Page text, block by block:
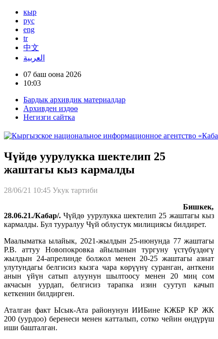
кыр
рус
eng
tr
中文
العربية
07 баш оона 2026
10:03
Бардык архивдик материалдар
Архивден издөө
Негизги сайтка
Чүйдө уурулукка шектелип 25
жаштагы кыз кармалды
28/06/21 10:45 Укук тартиби
Бишкек,
28.06.21./Кабар/.Чүйдө уурулукка шектелип 25 жаштагы кыз
кармалды. Бул тууралуу Чүй облустук милициясы билдирет.
Маалыматка ылайык, 2021-жылдын 25-июнунда 77 жаштагы
Р.В. аттуу Новопокровка айылынын тургуну үстүбүздөгү
жылдын 24-апрелинде болжол менен 20-25 жаштагы азиат
улутундагы белгисиз кызга чара көрүүнү суранган, анткени
анын үйүн сатып алуунун шылтоосу менен 20 миң сом
акчасын уурдап, белгисиз тарапка изин суутуп качып
кеткенин билдирген.
Аталган факт Ысык-Ата районунун ИИБине КЖБР КР ЖК
200 (уурдоо) беренеси менен катталып, сотко чейин өндүрүш
иши башталган.